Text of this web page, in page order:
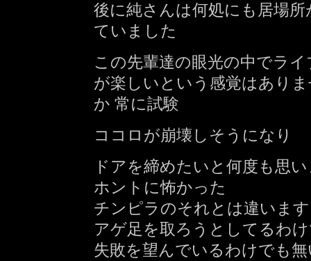
後に純さんは何処にも居場
ていました
この先輩達の眼光の中でラ
が楽しいという感覚はあり
か 常に試験
ココロが崩壊しそうになり
ドアを締めたいと何度も思
ホントに怖かった
チンピラのそれとは違います
アゲ足を取ろうとしてるわ
失敗を望んでいるわけでも